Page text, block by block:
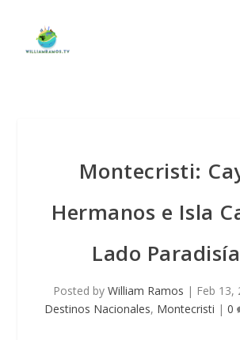
Montecristi:
Hermanos e Isla
Lado
Posted by William Ramos | Feb 13,
Destinos Nacionales, Montecristi | 0